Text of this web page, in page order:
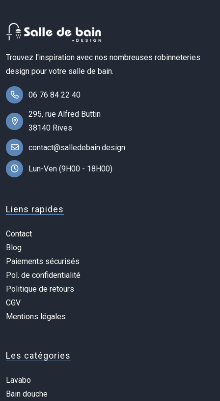
Trouvez l'inspiration avec nos nombreuses robinneteries
design pour votre salle de bain.
06 76 84 22 40
295, rue Alfred Buttin
38140 Rives
contact@salledebain.design
Lun-Ven (9H00 - 18H00)
Liens rapides
Contact
Blog
Paiements sécurisés
Pol. de confidentialité
Politique de retours
CGV
Mentions légales
Les catégories
Lavabo
Bain douche